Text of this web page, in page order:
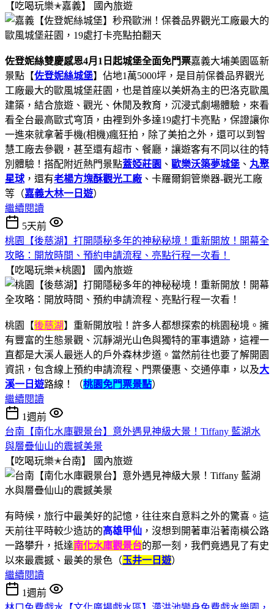
【吃喝玩樂✭嘉義】 國內旅遊
佐登妮絲雙慶感恩4月1日起城堡全面免門票嘉義大埔美園區新
景點【佐登妮絲城堡】佔地1萬5000坪，是目前保養品界觀光
工廠最大的歐風城堡莊園，也是首座以美妍為主的巴洛克歐風
建築，結合旅遊、觀光、休閒及教育，沉浸式劇場體驗，來看
看全台最高歐式穹頂，由裡到外多達19處打卡亮點，保證讓你
一進來就拿著手機(相機)瘋狂拍，除了美拍之外，還可以到智
慧工廠去參觀，甚至還有超市、餐廳，讓遊客有不同以往的特
別體驗！搭配附近熱門景點蓋婭莊園 、 歐樂沃築夢城堡 、 丸聚
星球 ，還有老楊方塊酥觀光工廠 、卡羅爾銅管樂器-觀光工廠
等（嘉義大林一日遊）
繼續閱讀
5天前
桃園【後慈湖】打開隱秘多年的神秘秘境！重新開放！開幕全
攻略：開放時間、預約申請流程、亮點行程一次看！
【吃喝玩樂✭桃園】
國內旅遊
桃園【後慈湖】重新開放啦！許多人都想探索的桃園秘境。擁
有豐富的生態景觀、沉靜湖光山色與獨特的軍事遺跡，這裡一
直都是大溪人最迷人的戶外森林步道。當然前往也要了解開園
資訊，包含線上預約申請流程、門票優惠、交通停車，以及大
溪一日遊路線！（桃園免門票景點）
繼續閱讀
1週前
台南【南化水庫觀景台】意外遇見神級大景！Tiffany 藍湖水
與層疊仙山的震撼美景
【吃喝玩樂✭台南】
國內旅遊
有時候，旅行中最美好的記憶，往往來自意料之外的驚喜。這
天前往平時較少造訪的高雄甲仙 ，沒想到開著車沿著南橫公路
一路攀升，抵達南化水庫觀景台的那一刻，我們竟遇見了有史
以來最震撼、最美的景色（玉井一日遊）
繼續閱讀
1週前